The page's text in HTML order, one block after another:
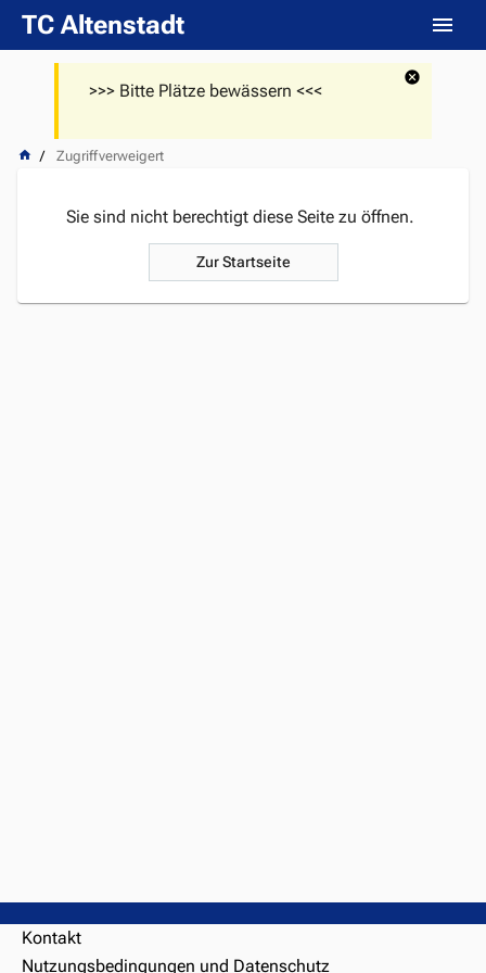
TC Altenstadt
>>> Bitte Plätze bewässern <<<
Zugriffverweigert
Sie sind nicht berechtigt diese Seite zu öffnen.
Zur Startseite
Kontakt
Nutzungsbedingungen und Datenschutz